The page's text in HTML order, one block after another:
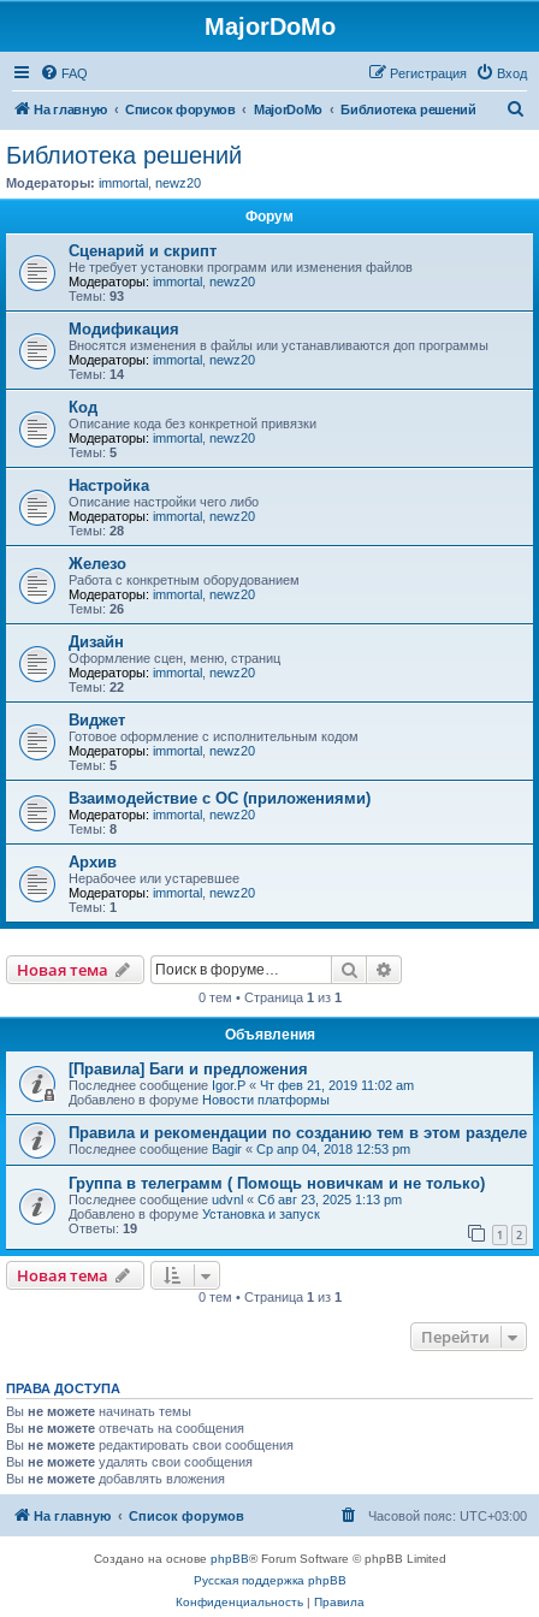
MajorDoMo
FAQ Вход
Регистрация
На главную Список форумов MajorDoMo Библиотека решений
Библиотека решений
Модераторы: immortal newz20
Форум
Сценарий и скрипт
Не требует установки программ или изменения файлов
Модераторы: immortal newz20
Темы: 93
Модификация
Вносятся изменения в файлы или устанавливаются доп программы
Модераторы: immortal newz20
Темы: 14
Код
Описание кода без конкретной привязки
Модераторы: immortal newz20
Темы: 5
Настройка
Описание настройки чего либо
Модераторы: immortal newz20
Темы: 28
Железо
Работа с конкретным оборудованием
Модераторы: immortal newz20
Темы: 26
Дизайн
Оформление сцен, меню, страниц
Модераторы: immortal newz20
Темы: 22
Виджет
Готовое оформление с исполнительным кодом
Модераторы: immortal newz20
Темы: 5
Взаимодействие с ОС (приложениями)
Модераторы: immortal newz20
Темы: 8
Архив
Нерабочее или устаревшее
Модераторы: immortal newz20
Темы: 1
Новая тема Поиск
0 тем • Страница 1 из 1
Объявления
[Правила] Баги и предложения
Последнее сообщение Igor.P « Чт фев 21, 2019 11:02 am
Добавлено в форуме Новости платформы
Правила и рекомендации по созданию тем в этом разделе
Последнее сообщение Bagir « Ср апр 04, 2018 12:53 pm
Группа в телеграмм ( Помощь новичкам и не только)
Последнее сообщение udvnl « Сб авг 23, 2025 1:13 pm
Добавлено в форуме Установка и запуск
Ответы: 19 1 2
Новая тема
0 тем • Страница 1 из 1
Перейти
ПРАВА ДОСТУПА
Вы не можете начинать темы
Вы не можете отвечать на сообщения
Вы не можете редактировать свои сообщения
Вы не можете удалять свои сообщения
Вы не можете добавлять вложения
На главную Список форумов Часовой пояс: UTC+03:00
Создано на основе phpBB® Forum Software © phpBB Limited
Русская поддержка phpBB
Конфиденциальность| Правила